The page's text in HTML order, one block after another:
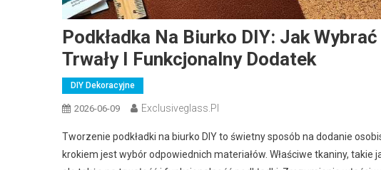
Podkładka Na Biurko DIY: Jak
Trwały I Funkcjonalny Dodatek
DIY Dekoracyjne
2026-06-09 Exclusiveglass.pl
Tworzenie podkładki na biurko DIY to świetny sposób na dodanie
krokiem jest wybór odpowiednich materiałów. Właściwe tkaniny, takie